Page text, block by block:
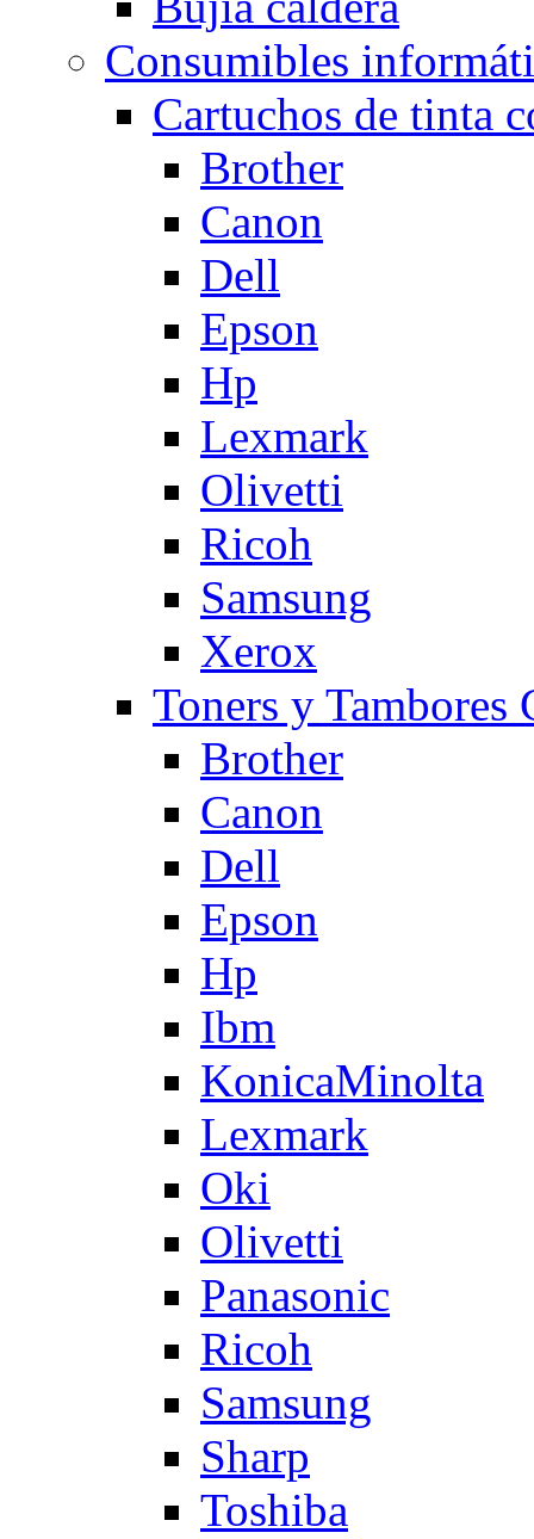
Consumibles
Cartuchos de tinta
Brother
Canon
Dell
Epson
Hp
Lexmark
Olivetti
Ricoh
Samsung
Xerox
Toners y
Brother
Canon
Dell
Epson
Hp
Ibm
KonicaMinolta
Lexmark
Oki
Olivetti
Panasonic
Ricoh
Samsung
Sharp
Toshiba